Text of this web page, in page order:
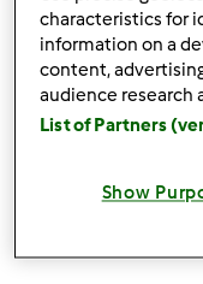
CIAO A TUTTI,
SIAMO IN ATTESA
BIMBY!!!!!
characteristics for
information on a
content,
audience research
List of Partners
Show